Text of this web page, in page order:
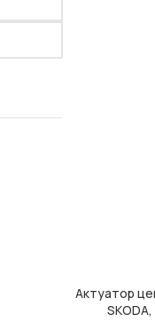
ДОДАТИ В
Актуатор